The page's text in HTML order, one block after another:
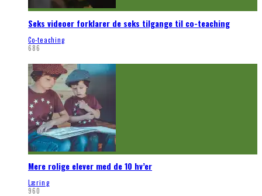
Seks videoer forklarer de seks tilgange til co-teaching
Co-teaching
686
Mere rolige elever med de 10 hv’er
Læring
960